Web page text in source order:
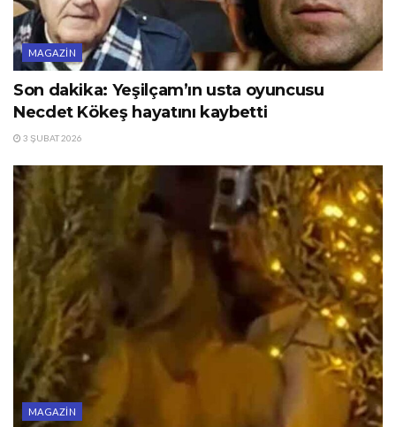
MAGAZIN
Son dakika: Yeşilçam’ın usta oyuncusu
Necdet Kökeş hayatını kaybetti
3 ŞUBAT 2026
MAGAZIN